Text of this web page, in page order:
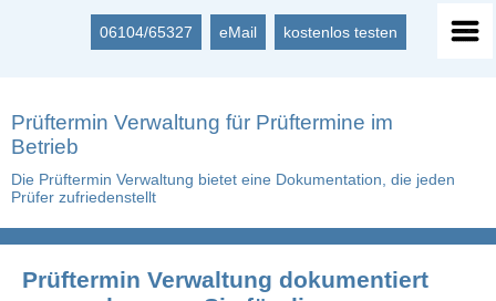
06104/65327 eMail kostenlos testen
Prüftermin Verwaltung für Prüftermine im
Betrieb
Die Prüftermin Verwaltung bietet eine Dokumentation, die jeden
Prüfer zufriedenstellt
Prüftermin Verwaltung dokumentiert